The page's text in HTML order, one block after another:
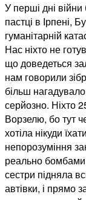
У перші дні
пастці в Ірпені,
гуманітарній
Нас ніхто не
що доведеться
нам говорили
більш
серйозно. Ніхто
Ворзелю, бо тут
хотіла нікуди
непорозуміння
реально бомбами
сестри підняла
автівки, і прямо